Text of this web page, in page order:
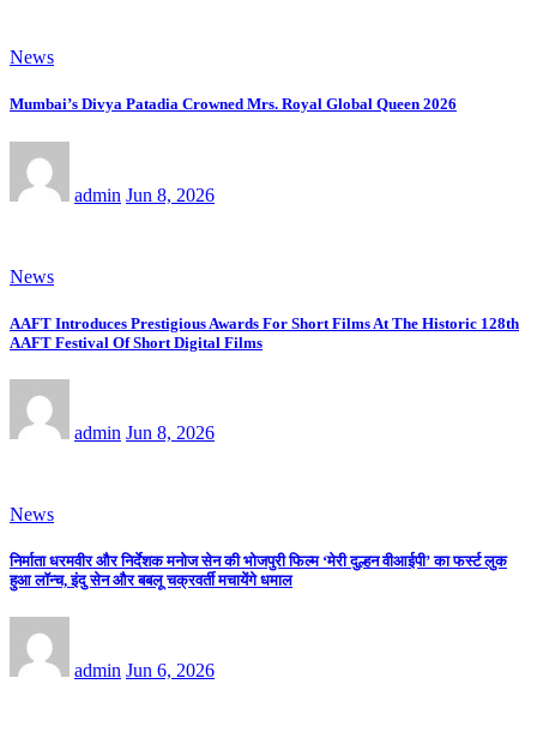
News
Mumbai’s Divya Patadia Crowned Mrs. Royal Global Queen 2026
admin Jun 8, 2026
News
AAFT Introduces Prestigious Awards For Short Films At The Historic 128th
AAFT Festival Of Short Digital Films
admin Jun 8, 2026
News
निर्माता धरमवीर और निर्देशक मनोज सेन की भोजपुरी फिल्म ‘मेरी दुल्हन वीआईपी’ का फर्स्ट लुक
हुआ लॉन्च, इंदु सेन और बबलू चक्रवर्ती मचायेंगे धमाल
admin Jun 6, 2026